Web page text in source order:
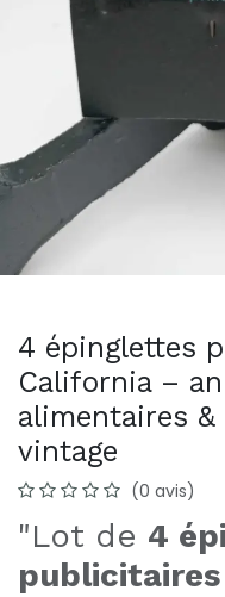
4 épinglettes
California –
alimentaires
vintage
(0 avis)
"Lot de 4